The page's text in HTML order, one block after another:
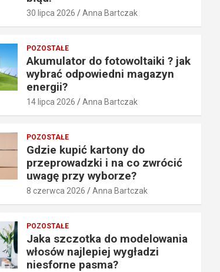
30 lipca 2026 Anna Bartczak
POZOSTAŁE
Akumulator do fotowoltaiki ? jak
wybrać odpowiedni magazyn
energii?
14 lipca 2026 Anna Bartczak
POZOSTAŁE
Gdzie kupić kartony do
przeprowadzki i na co zwrócić
uwagę przy wyborze?
8 czerwca 2026 Anna Bartczak
POZOSTAŁE
Jaka szczotka do modelowania
włosów najlepiej wygładzi
niesforne pasma?